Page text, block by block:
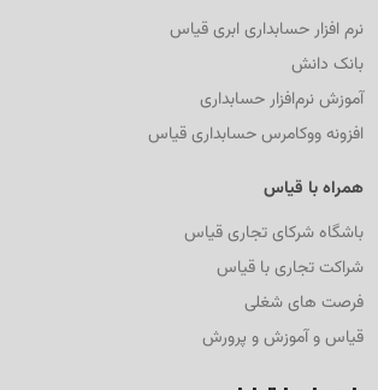
نرم افزار حسابداری ابری قیاس
بانک دانش
آموزش نرم‌افزار حسابداری
افزونه ووکامرس حسابداری قیاس
همراه با قیاس
باشگاه شرکای تجاری قیاس
شراکت تجاری با قیاس
فرصت های شغلی
قیاس و آموزش و پرورش